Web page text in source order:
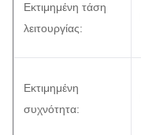
Εκτιμημένη τάση
λειτουργίας:
Εκτιμημένη
συχνότητα: